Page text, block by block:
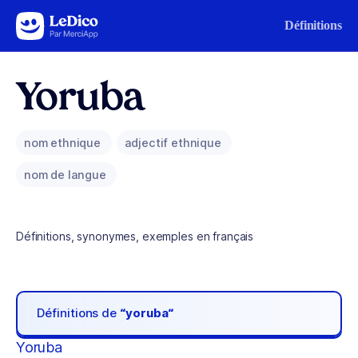
Aller au contenu Définitions
Yoruba
nom ethnique adjectif ethnique
nom de langue
Définitions, synonymes, exemples en français
Définitions de “yoruba“
Yoruba